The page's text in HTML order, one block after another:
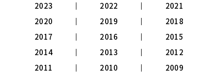
2023
2022
2021
2020
2019
2018
2017
2016
2015
2014
2013
2012
2011
2010
2009